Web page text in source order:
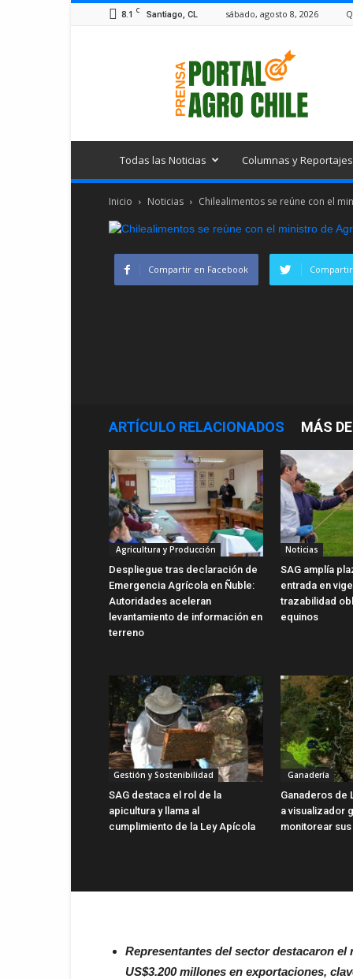
8.1 C Santiago, CL sábado, agosto 8, 2026
Todas las Noticias Columnas y Reportajes
Inicio Noticias Chilealimentos se reúne con el
Compartir en Facebook
ARTÍCULO RELACIONADOS MÁS
Agricultura y Producción
Despliegue tras declaración de
Emergencia Agrícola en Ñuble:
Autoridades aceleran
levantamiento de información en
terreno
Noticias
SAG amplía
entrada en
trazabilidad
equinos
Gestión y Sostenibilidad
SAG destaca el rol de la
apicultura y llama al
cumplimiento de la Ley Apícola
Ganadería
Ganaderos de
a visualizador
monitorear
Representantes del sector destacaron
US$3.200 millones en exportaciones,